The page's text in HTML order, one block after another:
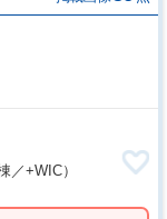
／+WIC）